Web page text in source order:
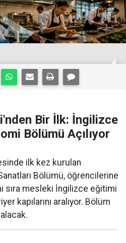
Bir İlk: İngilizce
Bölümü Açılıyor
ilk kez kurulan
Bölümü, öğrencilerine
sıra mesleki İngilizce eğitimi
kapılarını aralıyor. Bölüm